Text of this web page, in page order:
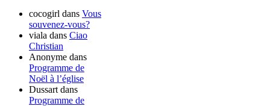
cocogirl dans Vous
souvenez-vous?
viala dans Ciao
Christian
Anonyme dans
Programme de
Noël à l’église
Dussart dans
Programme de